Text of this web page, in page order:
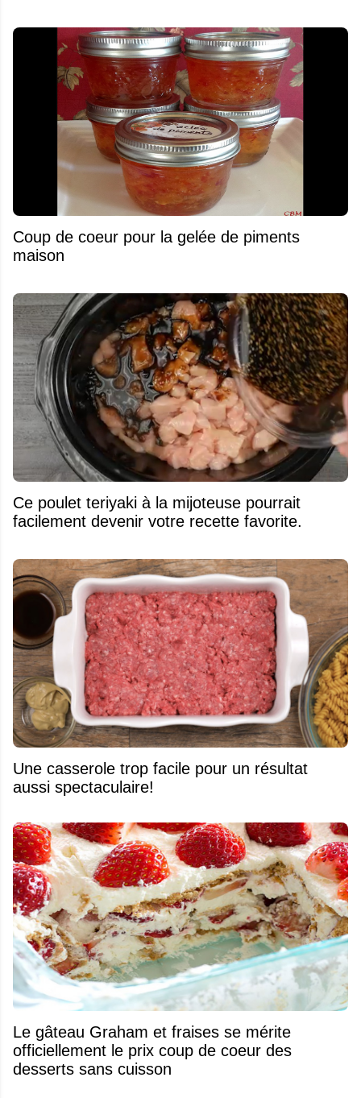
Coup de coeur pour la gelée de piments
maison
Ce poulet teriyaki à la mijoteuse pourrait
facilement devenir votre recette favorite.
Une casserole trop facile pour un résultat
aussi spectaculaire!
Le gâteau Graham et fraises se mérite
officiellement le prix coup de coeur des
desserts sans cuisson